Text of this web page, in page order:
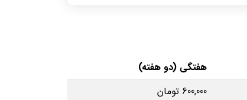
هفتگی (دو هفته)
600,000 تومان